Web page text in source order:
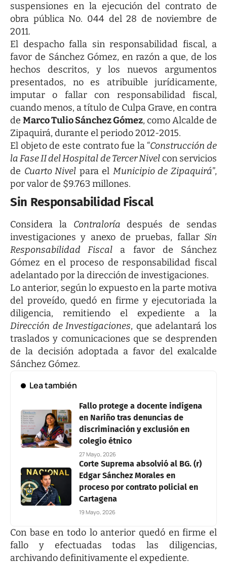
suspensiones en la ejecución del contrato de
obra pública No. 044 del 28 de noviembre de
2011.
El despacho falla sin responsabilidad fiscal, a
favor de Sánchez Gómez, en razón a que, de los
hechos descritos, y los nuevos argumentos
presentados, no es atribuible jurídicamente,
imputar o fallar con responsabilidad fiscal,
cuando menos, a título de Culpa Grave, en contra
de Marco Tulio Sánchez Gómez, como Alcalde de
Zipaquirá, durante el periodo 2012-2015.
El objeto de este contrato fue la “Construcción de
la Fase II del Hospital de Tercer Nivelcon servicios
de Cuarto Nivel para el Municipio de Zipaquirá”,
por valor de $9.763 millones.
Sin Responsabilidad Fiscal
Considera la Contraloría después de sendas
investigaciones y anexo de pruebas, fallar Sin
Responsabilidad Fiscal a favor de Sánchez
Gómez en el proceso de responsabilidad fiscal
adelantado por la dirección de investigaciones.
Lo anterior, según lo expuesto en la parte motiva
del proveído, quedó en firme y ejecutoriada la
diligencia, remitiendo el expediente a la
Dirección de Investigaciones, que adelantará los
traslados y comunicaciones que se desprenden
de la decisión adoptada a favor del exalcalde
Sánchez Gómez.
Lea también
Fallo protege a docente indígena
en Nariño tras denuncias de
discriminación y exclusión en
colegio étnico
27 Mayo, 2026
Corte Suprema absolvió al BG. (r)
Edgar Sánchez Morales en
proceso por contrato policial en
Cartagena
19 Mayo, 2026
Con base en todo lo anterior quedó en firme el
fallo y efectuadas todas las diligencias,
archivando definitivamente el expediente.